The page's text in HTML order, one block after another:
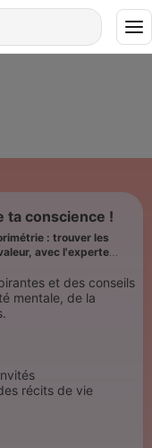
ta conscience !
: trouver les
avec l'experte
et des conseils
mentale, de la
récits de vie